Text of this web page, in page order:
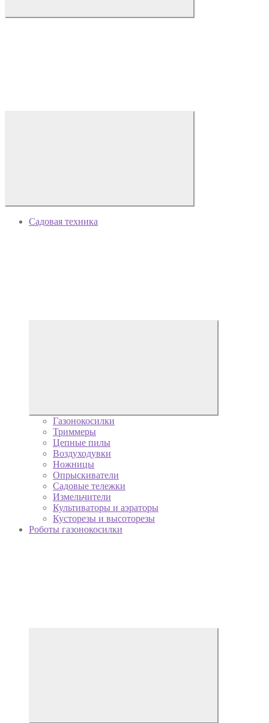
Садовая техника
Газонокосилки
Триммеры
Цепные пилы
Воздуходувки
Ножницы
Опрыскиватели
Садовые тележки
Измельчители
Культиваторы и аэраторы
Кусторезы и высоторезы
Роботы газонокосилки